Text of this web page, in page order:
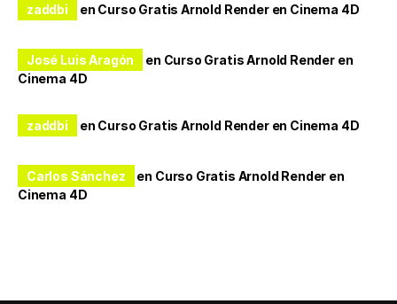
zaddbi en Curso Gratis Arnold Render en Cinema 4D
José Luis Aragón en Curso Gratis Arnold Render en
Cinema 4D
zaddbi en Curso Gratis Arnold Render en Cinema 4D
Carlos Sánchez en Curso Gratis Arnold Render en
Cinema 4D